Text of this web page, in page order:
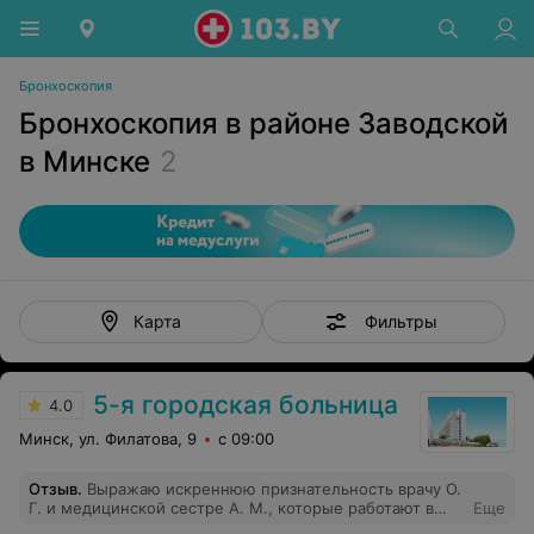
Бронхоскопия
Бронхоскопия в районе Заводской
в Минске 2
Карта Фильтры
4.0 5-я городская больница
Минск, ул. Филатова, 9 с 09:00
Отзыв. Выражаю искреннюю признательность врачу О.
Г. и медицинской сестре А. М., которые работают в
Еще